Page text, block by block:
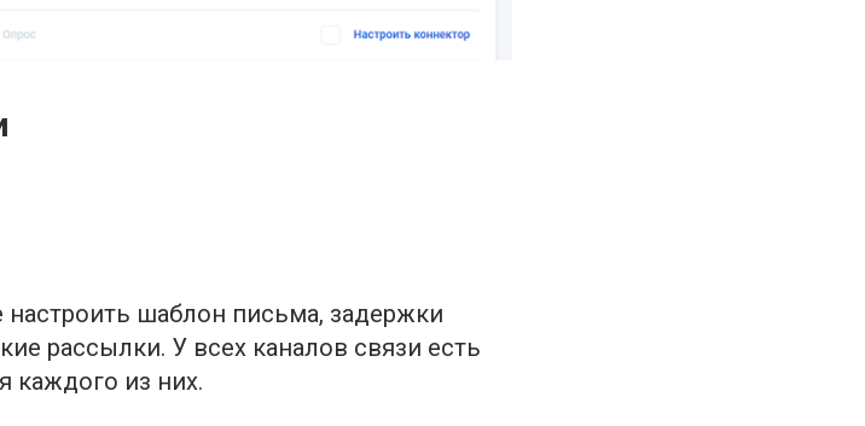
шаблон письма, задержки
рассылки. У всех каналов связи есть
каждого из них.